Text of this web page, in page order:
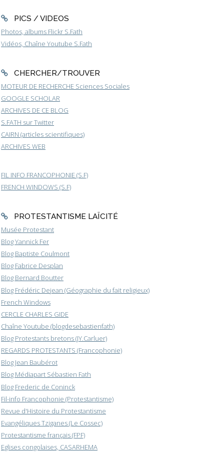
PICS / VIDEOS
Photos, albums Flickr S.Fath
Vidéos, Chaîne Youtube S.Fath
CHERCHER/TROUVER
MOTEUR DE RECHERCHE Sciences Sociales
GOOGLE SCHOLAR
ARCHIVES DE CE BLOG
S.FATH sur Twitter
CAIRN (articles scientifiques)
ARCHIVES WEB
FIL INFO FRANCOPHONIE (S.F)
FRENCH WINDOWS (S.F)
PROTESTANTISME LAÏCITÉ
Musée Protestant
Blog Yannick Fer
Blog Baptiste Coulmont
Blog Fabrice Desplan
Blog Bernard Boutter
Blog Frédéric Dejean (Géographie du fait religieux)
French Windows
CERCLE CHARLES GIDE
Chaîne Youtube (blogdesebastienfath)
Blog Protestants bretons (JY.Carluer)
REGARDS PROTESTANTS (Francophonie)
Blog Jean Baubérot
Blog Médiapart Sébastien Fath
Blog Frederic de Coninck
Fil-info Francophonie (Protestantisme)
Revue d'Histoire du Protestantisme
Evangéliques Tziganes (Le Cossec)
Protestantisme français (FPF)
Eglises congolaises, CASARHEMA